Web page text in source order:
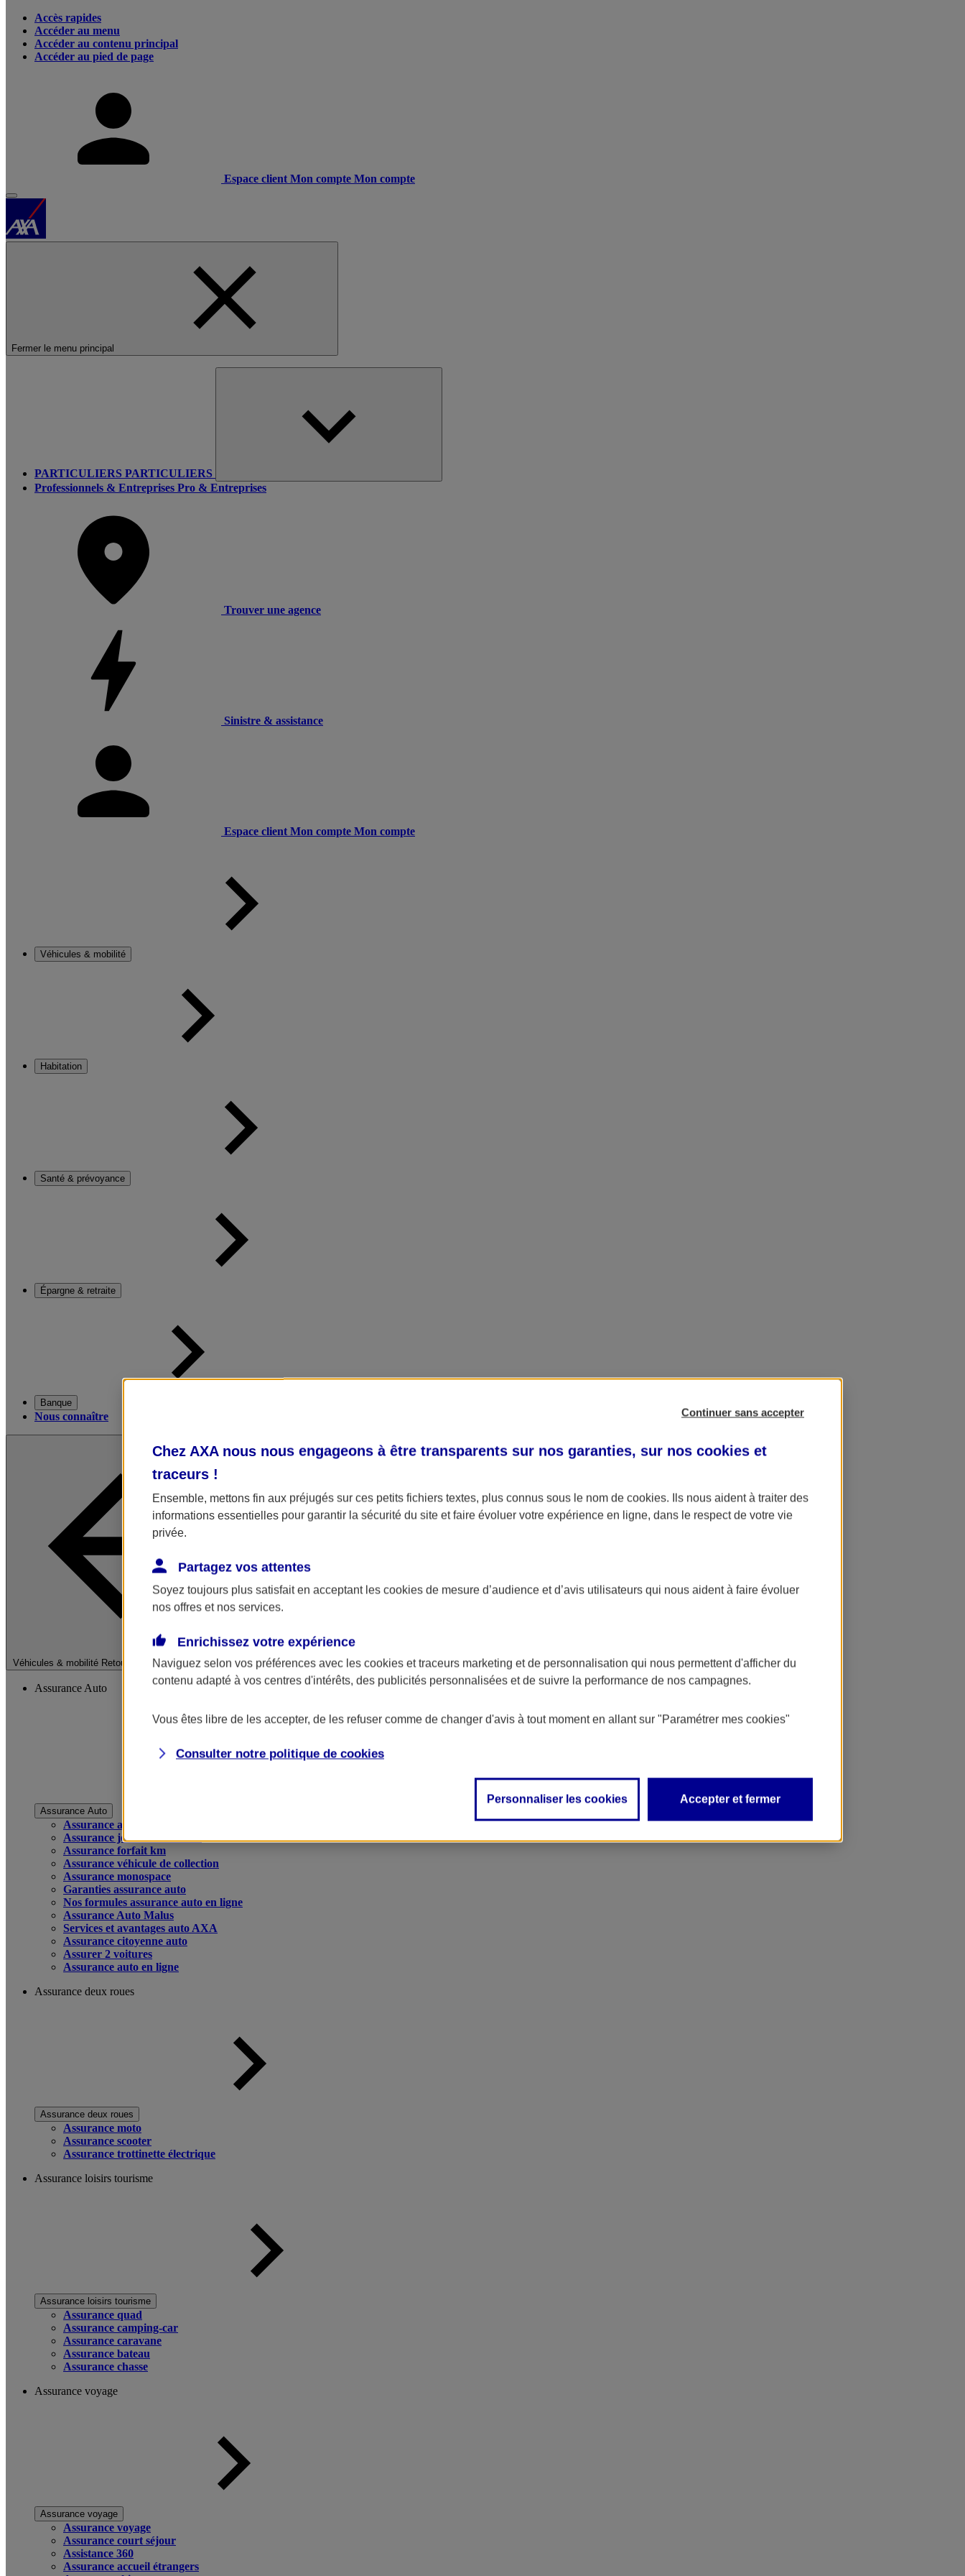
Accès rapides
Accéder au menu
Accéder au contenu principal
Accéder au pied de page
Espace client Mon compte Mon compte
Fermer le menu principal
PARTICULIERS PARTICULIERS
Professionnels & Entreprises Pro & Entreprises
Trouver une agence
Sinistre & assistance
Espace client Mon compte Mon compte
Véhicules & mobilité
Habitation
Santé & prévoyance
Épargne & retraite
Banque
Nous connaître
Véhicules & mobilité Retour à la section précédente
Fermer le menu principal
Assurance Auto
Assurance Auto
Assurance auto
Assurance jeune conducteur
Assurance forfait km
Assurance véhicule de collection
Assurance monospace
Garanties assurance auto
Nos formules assurance auto en ligne
Assurance Auto Malus
Services et avantages auto AXA
Assurance citoyenne auto
Assurer 2 voitures
Assurance auto en ligne
Assurance deux roues
Assurance deux roues
Assurance moto
Assurance scooter
Assurance trottinette électrique
Assurance loisirs tourisme
Assurance loisirs tourisme
Assurance quad
Assurance camping-car
Assurance caravane
Assurance bateau
Assurance chasse
Assurance voyage
Assurance voyage
Assurance voyage
Assurance court séjour
Assistance 360
Assurance accueil étrangers
Continuer sans accepter
Chez AXA nous nous engageons à être transparents sur nos garanties, sur nos cookies et
traceurs !
Ensemble, mettons fin aux préjugés sur ces petits fichiers textes, plus connus sous le nom de cookies. Ils nous aident à traiter des
informations essentielles pour garantir la sécurité du site et faire évoluer votre expérience en ligne, dans le respect de votre vie
privée.
Partagez vos attentes
Soyez toujours plus satisfait en acceptant les cookies de mesure d’audience et d’avis utilisateurs qui nous aident à faire évoluer
nos offres et nos services.
Enrichissez votre expérience
Naviguez selon vos préférences avec les cookies et traceurs marketing et de personnalisation qui nous permettent d'afficher du
contenu adapté à vos centres d'intérêts, des publicités personnalisées et de suivre la performance de nos campagnes.
Vous êtes libre de les accepter, de les refuser comme de changer d'avis à tout moment en allant sur "Paramétrer mes cookies"
Consulter notre politique de cookies
Personnaliser les cookies Accepter et fermer